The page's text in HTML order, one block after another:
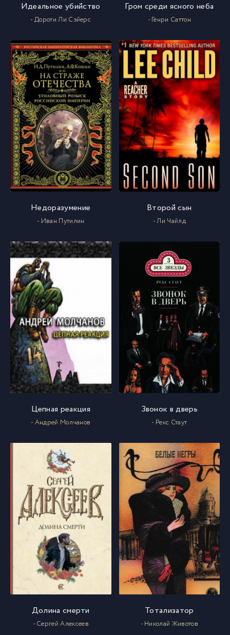
Идеальное убийство
- Дороти Ли Сэйерс
Гром среди ясного неба
- Генри Саттон
Недоразумение
- Иван Путилин
Второй сын
- Ли Чайлд
Цепная реакция
- Андрей Молчанов
Звонок в дверь
- Рекс Стаут
Долина смерти
- Сергей Алексеев
Тотализатор
- Николай Животов